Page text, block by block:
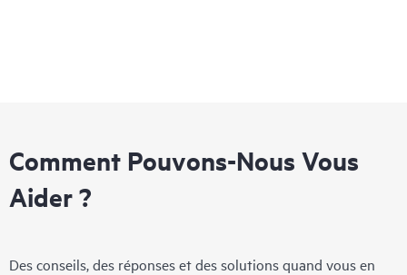
Comment Pouvons-Nous Vous
Aider ?
Des conseils, des réponses et des solutions quand vous en